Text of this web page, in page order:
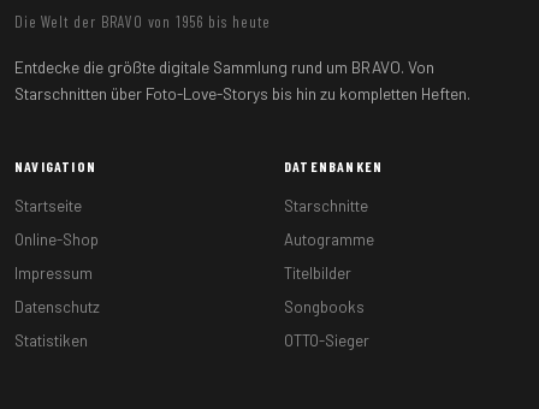
Die Welt der BRAVO von 1956 bis heute
Entdecke die größte digitale Sammlung rund um BRAVO. Von
Starschnitten über Foto-Love-Storys bis hin zu kompletten Heften.
NAVIGATION
Startseite
Online-Shop
Impressum
Datenschutz
Statistiken
DATENBANKEN
Starschnitte
Autogramme
Titelbilder
Songbooks
OTTO-Sieger